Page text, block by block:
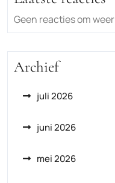
Geen reacties om
Archief
juli 2026
juni 2026
mei 2026